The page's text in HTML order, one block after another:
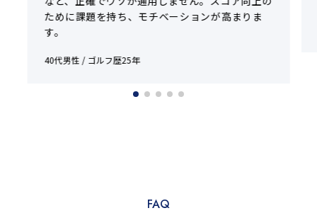
ために課題を持ち、モチベーションが高まりま
す。
40代男性 / ゴルフ歴25年
FAQ